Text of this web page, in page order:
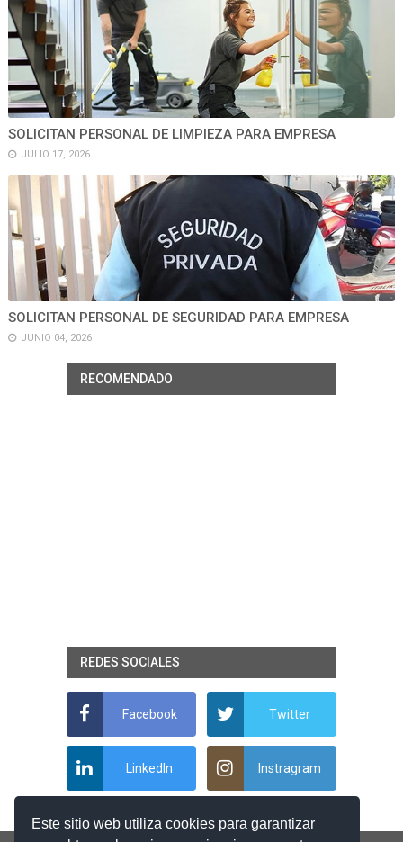
Este sitio web utiliza cookies para garantizar
SOLICITAN PERSONAL DE LIMPIEZA PARA EMPRESA
JULIO 17, 2026
SOLICITAN PERSONAL DE SEGURIDAD PARA EMPRESA
JUNIO 04, 2026
RECOMENDADO
REDES SOCIALES
Facebook Twitter
LinkedIn Instragram